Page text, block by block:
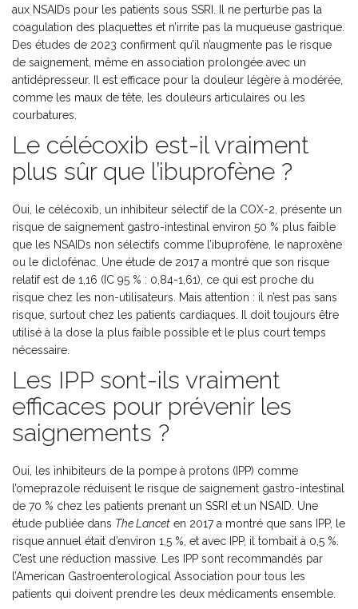
aux NSAIDs pour les patients sous SSRI. Il ne perturbe pas la
coagulation des plaquettes et n’irrite pas la muqueuse gastrique.
Des études de 2023 confirment qu’il n’augmente pas le risque
de saignement, même en association prolongée avec un
antidépresseur. Il est efficace pour la douleur légère à modérée,
comme les maux de tête, les douleurs articulaires ou les
courbatures.
Le célécoxib est-il vraiment
plus sûr que l’ibuprofène ?
Oui, le célécoxib, un inhibiteur sélectif de la COX-2, présente un
risque de saignement gastro-intestinal environ 50 % plus faible
que les NSAIDs non sélectifs comme l’ibuprofène, le naproxène
ou le diclofénac. Une étude de 2017 a montré que son risque
relatif est de 1,16 (IC 95 % : 0,84-1,61), ce qui est proche du
risque chez les non-utilisateurs. Mais attention : il n’est pas sans
risque, surtout chez les patients cardiaques. Il doit toujours être
utilisé à la dose la plus faible possible et le plus court temps
nécessaire.
Les IPP sont-ils vraiment
efficaces pour prévenir les
saignements ?
Oui, les inhibiteurs de la pompe à protons (IPP) comme
l’omeprazole réduisent le risque de saignement gastro-intestinal
de 70 % chez les patients prenant un SSRI et un NSAID. Une
étude publiée dans The Lancet en 2017 a montré que sans IPP, le
risque annuel était d’environ 1,5 %, et avec IPP, il tombait à 0,5 %.
C’est une réduction massive. Les IPP sont recommandés par
l’American Gastroenterological Association pour tous les
patients qui doivent prendre les deux médicaments ensemble.